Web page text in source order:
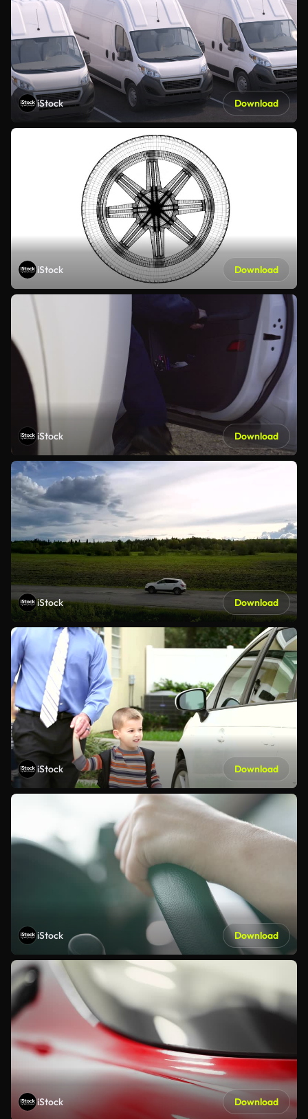
iStock Download
iStock Download
iStock Download
iStock Download
iStock Download
iStock Download
iStock Download